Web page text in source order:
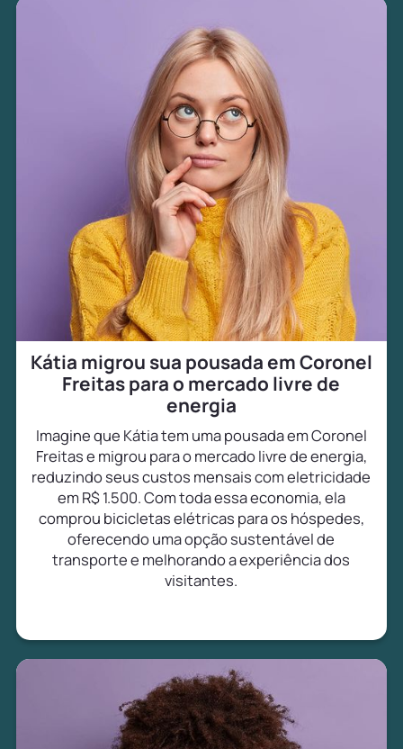
Kátia migrou sua pousada em Coronel
Freitas para o mercado livre de
energia
Imagine que Kátia tem uma pousada em Coronel
Freitas e migrou para o mercado livre de energia,
reduzindo seus custos mensais com eletricidade
em R$ 1.500. Com toda essa economia, ela
comprou bicicletas elétricas para os hóspedes,
oferecendo uma opção sustentável de
transporte e melhorando a experiência dos
visitantes.